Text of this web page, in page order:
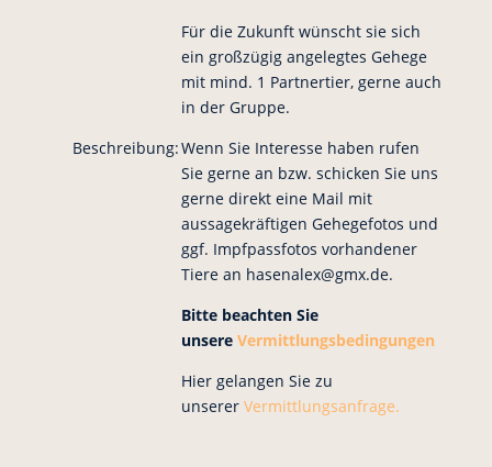
Beschreibung:
Für die Zukunft wünscht sie sich
ein großzügig angelegtes Gehege
mit mind. 1 Partnertier, gerne auch
in der Gruppe.
Wenn Sie Interesse haben rufen
Sie gerne an bzw. schicken Sie uns
gerne direkt eine Mail mit
aussagekräftigen Gehegefotos und
ggf. Impfpassfotos vorhandener
Tiere an hasenalex@gmx.de.
Bitte beachten Sie
unsere Vermittlungsbedingungen
Hier gelangen Sie zu
unserer Vermittlungsanfrage.